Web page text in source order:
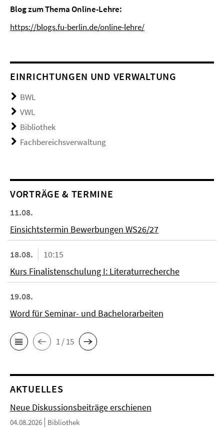
Blog zum Thema Online-Lehre:
https://blogs.fu-berlin.de/online-lehre/
EINRICHTUNGEN UND VERWALTUNG
BWL
VWL
Bibliothek
Fachbereichsverwaltung
VORTRÄGE & TERMINE
11.08.
Einsichtstermin Bewerbungen WS26/27
18.08.
10:15
Kurs Finalistenschulung I: Literaturrecherche
19.08.
Word für Seminar- und Bachelorarbeiten
1 / 15
AKTUELLES
Neue Diskussionsbeiträge erschienen
04.08.2026 Bibliothek